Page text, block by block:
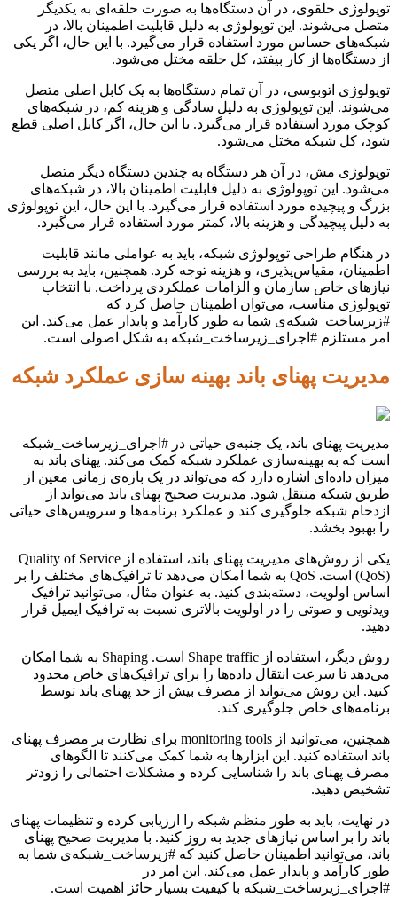
توپولوژی حلقوی، در آن دستگاه‌ها به صورت حلقه‌ای به یکدیگر
متصل می‌شوند. این توپولوژی به دلیل قابلیت اطمینان بالا، در
شبکه‌های حساس مورد استفاده قرار می‌گیرد. با این حال، اگر یکی
از دستگاه‌ها از کار بیفتد، کل حلقه مختل می‌شود.
توپولوژی اتوبوسی، در آن تمام دستگاه‌ها به یک کابل اصلی متصل
می‌شوند. این توپولوژی به دلیل سادگی و هزینه کم، در شبکه‌های
کوچک مورد استفاده قرار می‌گیرد. با این حال، اگر کابل اصلی قطع
شود، کل شبکه مختل می‌شود.
توپولوژی مش، در آن هر دستگاه به چندین دستگاه دیگر متصل
می‌شود. این توپولوژی به دلیل قابلیت اطمینان بالا، در شبکه‌های
بزرگ و پیچیده مورد استفاده قرار می‌گیرد. با این حال، این توپولوژی
به دلیل پیچیدگی و هزینه بالا، کمتر مورد استفاده قرار می‌گیرد.
در هنگام طراحی توپولوژی شبکه، باید به عواملی مانند قابلیت
اطمینان، مقیاس‌پذیری، و هزینه توجه کرد. همچنین، باید به بررسی
نیازهای خاص سازمان و الزامات عملکردی پرداخت. با انتخاب
توپولوژی مناسب، می‌توان اطمینان حاصل کرد که
#زیرساخت_شبکه‌ی شما به طور کارآمد و پایدار عمل می‌کند. این
امر مستلزم #اجرای_زیرساخت_شبکه به شکل اصولی است.
مدیریت پهنای باند بهینه سازی عملکرد شبکه
مدیریت پهنای باند، یک جنبه‌ی حیاتی در #اجرای_زیرساخت_شبکه
است که به بهینه‌سازی عملکرد شبکه کمک می‌کند. پهنای باند به
میزان داده‌ای اشاره دارد که می‌تواند در یک بازه‌ی زمانی معین از
طریق شبکه منتقل شود. مدیریت صحیح پهنای باند می‌تواند از
ازدحام شبکه جلوگیری کند و عملکرد برنامه‌ها و سرویس‌های حیاتی
را بهبود بخشد.
یکی از روش‌های مدیریت پهنای باند، استفاده از Quality of Service
(QoS) است. QoS به شما امکان می‌دهد تا ترافیک‌های مختلف را بر
اساس اولویت، دسته‌بندی کنید. به عنوان مثال، می‌توانید ترافیک
ویدئویی و صوتی را در اولویت بالاتری نسبت به ترافیک ایمیل قرار
دهید.
روش دیگر، استفاده از Shape traffic است. Shaping به شما امکان
می‌دهد تا سرعت انتقال داده‌ها را برای ترافیک‌های خاص محدود
کنید. این روش می‌تواند از مصرف بیش از حد پهنای باند توسط
برنامه‌های خاص جلوگیری کند.
همچنین، می‌توانید از monitoring tools برای نظارت بر مصرف پهنای
باند استفاده کنید. این ابزارها به شما کمک می‌کنند تا الگوهای
مصرف پهنای باند را شناسایی کرده و مشکلات احتمالی را زودتر
تشخیص دهید.
در نهایت، باید به طور منظم شبکه را ارزیابی کرده و تنظیمات پهنای
باند را بر اساس نیازهای جدید به روز کنید. با مدیریت صحیح پهنای
باند، می‌توانید اطمینان حاصل کنید که #زیرساخت_شبکه‌ی شما به
طور کارآمد و پایدار عمل می‌کند. این امر در
#اجرای_زیرساخت_شبکه با کیفیت بسیار حائز اهمیت است.